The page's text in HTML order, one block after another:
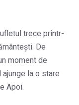
trece printr-
De
moment de
la o stare
Apoi.